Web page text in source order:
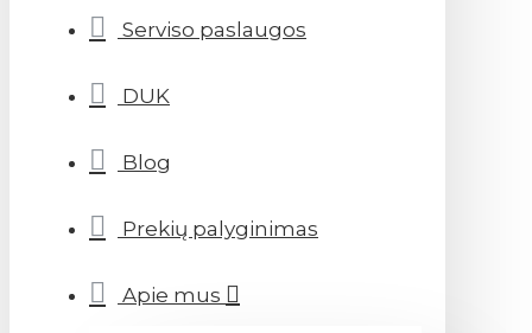
Serviso paslaugos
DUK
Blog
Prekių palyginimas
Apie mus